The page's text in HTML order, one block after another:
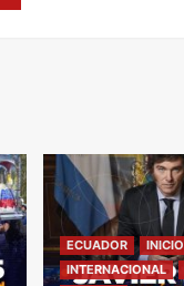
ECUADOR
INICIO
INTERNACIONAL